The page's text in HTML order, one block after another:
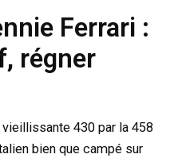
Ferrari :
régner
430 par la 458
bien que campé sur